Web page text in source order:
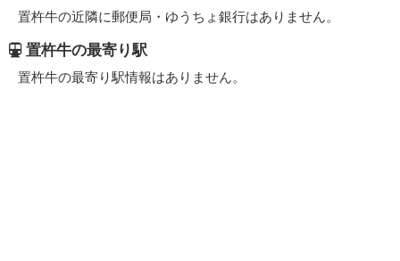
置杵牛の近隣に郵便局・ゆうちょ銀行はありません。
置杵牛の最寄り駅
置杵牛の最寄り駅情報はありません。